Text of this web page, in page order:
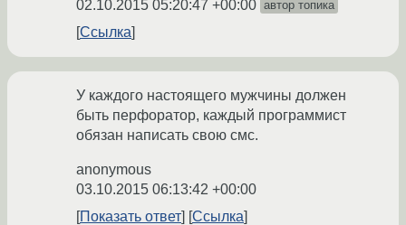
02.10.2015 05:20:47 +00:00 автор топика
Ссылка
У каждого настоящего мужчины должен
быть перфоратор, каждый программист
обязан написать свою смс.
anonymous
03.10.2015 06:13:42 +00:00
Показать ответ
Ссылка